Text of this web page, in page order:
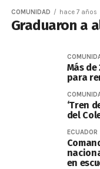
COMUNIDAD hace 7 años
Graduaron a
Más
para
‘Tren
del
ECUADOR
en